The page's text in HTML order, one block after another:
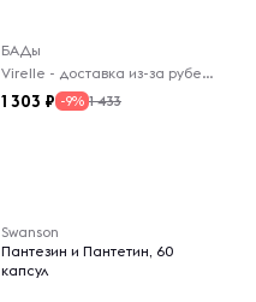
БАДы
Virelle - доставка из-за рубежа
1 303 -9% 1 433
Swanson
Пантезин и Пантетин, 60
капсул